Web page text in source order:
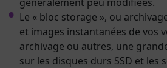
Le « bloc storage », ou
et images instantanées de vos
archivage ou autres, une
sur les disques durs SSD et les